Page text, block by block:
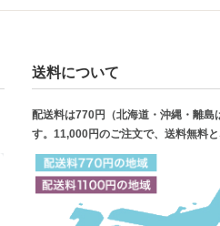
送料について
配送料は770円（北海道・沖縄・離島
す。11,000円のご注文で、送料無料と